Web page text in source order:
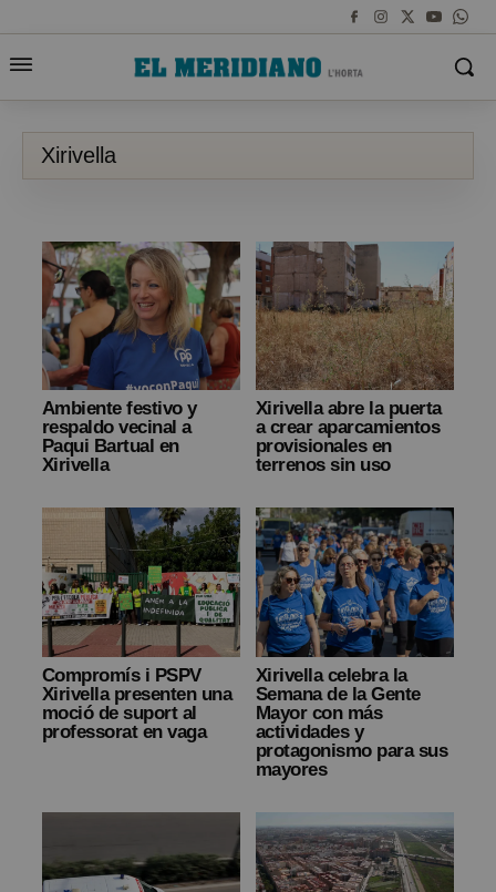
Xirivella
Ambiente festivo y
respaldo vecinal a
Paqui Bartual en
Xirivella
Xirivella abre la puerta
a crear aparcamientos
provisionales en
terrenos sin uso
Compromís i PSPV
Xirivella presenten una
moció de suport al
professorat en vaga
Xirivella celebra la
Semana de la Gente
Mayor con más
actividades y
protagonismo para sus
mayores